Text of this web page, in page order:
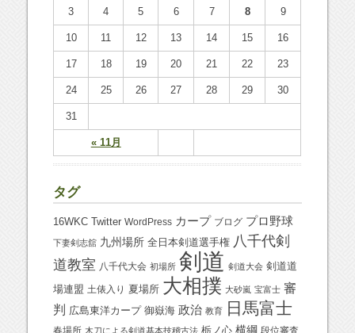
« 11月
3 4 5 6 7 8 9
10 11 12 13 14 15 16
17 18 19 20 21 22 23
24 25 26 27 28 29 30
31
タグ
16WKC Twitter WordPress カープ ブログ プロ野球
下妻剣志舘 九州場所 全日本剣道選手権 八千代剣
道教室 八千代大会 初場所 剣道 剣道大会 剣道道
場連盟 土俵入り 夏場所 大相撲 大砂嵐 宝富士 審
判
広島東洋カープ 御嶽海 政治 教育 日馬富士
春場所 木刀による剣道基本技稽古法 栃ノ心 横綱 段位審査